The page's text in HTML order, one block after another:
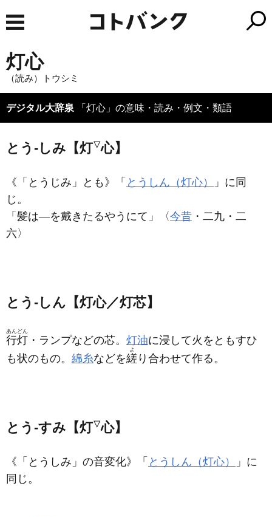
灯心
（読み）トウシミ
デジタル大辞泉 「灯心」の意味・読み・例文・類語
とう‐しみ【灯▽心】
《「とうじみ」とも》「 とうしん（灯心）
」に同
じ。
「髪は―を戴きたるやうにて」〈今昔 ・二九・二
六〉
とう‐しん【灯心／灯芯】
行灯
あんどん
・ランプなどの芯。 灯油に浸して火をともすひ
も状のもの。 綿糸などを縒
よ
り合わせて作る。
とう‐すみ【灯▽心】
《「とうしみ」の音変化》「 とうしん（灯心）
」に
同じ。